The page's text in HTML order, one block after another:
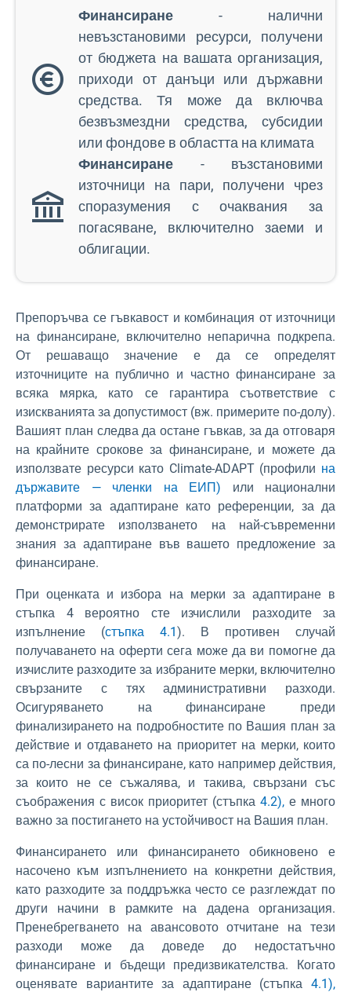
Финансиране - налични
невъзстановими ресурси, получени
от бюджета на вашата организация,
приходи от данъци или държавни
средства. Тя може да включва
безвъзмездни средства, субсидии
или фондове в областта на климата
Финансиране - възстановими
източници на пари, получени чрез
споразумения с очаквания за
погасяване, включително заеми и
облигации.
Препоръчва се гъвкавост и комбинация от източници
на финансиране, включително непарична подкрепа.
От решаващо значение е да се определят
източниците на публично и частно финансиране за
всяка мярка, като се гарантира съответствие с
изискванията за допустимост (вж. примерите по-долу).
Вашият план следва да остане гъвкав, за да отговаря
на крайните срокове за финансиране, и можете да
използвате ресурси като Climate-ADAPT (профили на
държавите — членки на ЕИП) или национални
платформи за адаптиране като референции, за да
демонстрирате използването на най-съвременни
знания за адаптиране във вашето предложение за
финансиране.
При оценката и избора на мерки за адаптиране в
стъпка 4 вероятно сте изчислили разходите за
изпълнение (стъпка 4.1). В противен случай
получаването на оферти сега може да ви помогне да
изчислите разходите за избраните мерки, включително
свързаните с тях административни разходи.
Осигуряването на финансиране преди
финализирането на подробностите по Вашия план за
действие и отдаването на приоритет на мерки, които
са по-лесни за финансиране, като например действия,
за които не се съжалява, и такива, свързани със
съображения с висок приоритет (стъпка 4.2), е много
важно за постигането на устойчивост на Вашия план.
Финансирането или финансирането обикновено е
насочено към изпълнението на конкретни действия,
като разходите за поддръжка често се разглеждат по
други начини в рамките на дадена организация.
Пренебрегването на авансовото отчитане на тези
разходи може да доведе до недостатъчно
финансиране и бъдещи предизвикателства. Когато
оценявате вариантите за адаптиране (стъпка 4.1),